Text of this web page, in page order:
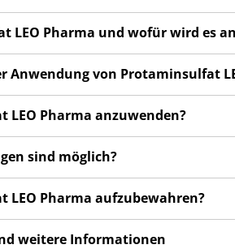
gilt auch für Nebenwirkungen, die
LEO Pharma und wofür wird es
Anwendung von Protaminsulfat
LEO Pharma anzuwenden?
sind möglich?
LEO Pharma aufzubewahren?
weitere Informationen